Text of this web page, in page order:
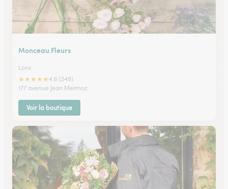
Monceau Fleurs
Lons
★★★★★4.6 (248)
177 avenue Jean Mermoz
Voir la boutique